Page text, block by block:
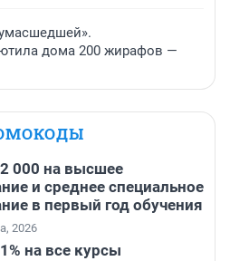
дома 200 жирафов —
000 на высшее
и среднее специальное
в первый год обучения
2026
на все курсы